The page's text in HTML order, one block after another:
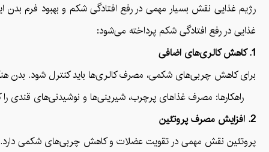
رژیم غذایی نقش بسیار مهمی در رفع افتادگی شکم و بهبود فرم
غذایی در رفع افتادگی شکم پرداخته می‌شود:
1. کاهش کالری‌های اضافی
برای کاهش چربی‌های شکمی، مصرف کالری‌ها باید کنترل شود. بدن
راهکارها: مصرف غذاهای پرچرب، شیرینی‌ها و نوشیدنی‌های قندی را
2. افزایش مصرف پروتئین
پروتئین نقش مهمی در تقویت عضلات و کاهش چربی‌های شکمی دارد.